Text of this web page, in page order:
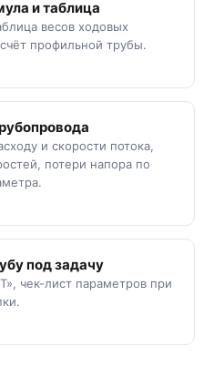
и таблица
весов ходовых
профильной трубы.
и скорости потока,
потери напора по
под задачу
чек-лист параметров при